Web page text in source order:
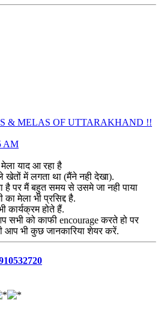
& MELAS OF UTTARAKHAND !!
AM
याद आ रहा है
खेतों में लगता था (मैंने नही देखा).
है पर मैं बहुत समय से उसमे जा नही पाया
का मेला भी प्रसिद्द है.
कार्यक्रम होते हैं.
को काफी encourage करते हो पर
आप भी कुछ जानकारिया शेयर करें.